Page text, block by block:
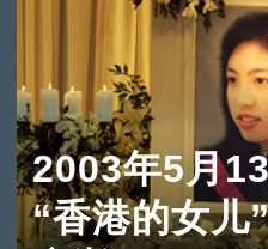
2003年5月
“香港的女儿